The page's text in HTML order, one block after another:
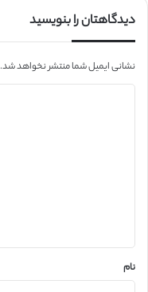
دیدگاهتان را بنویسید
نشانی ایمیل شما منتشر نخواهد شد.
نام